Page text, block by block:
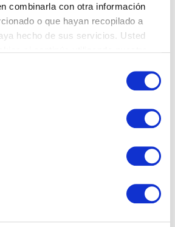
combinarla con otra información
o que hayan recopilado a
hecho de sus servicios. Usted